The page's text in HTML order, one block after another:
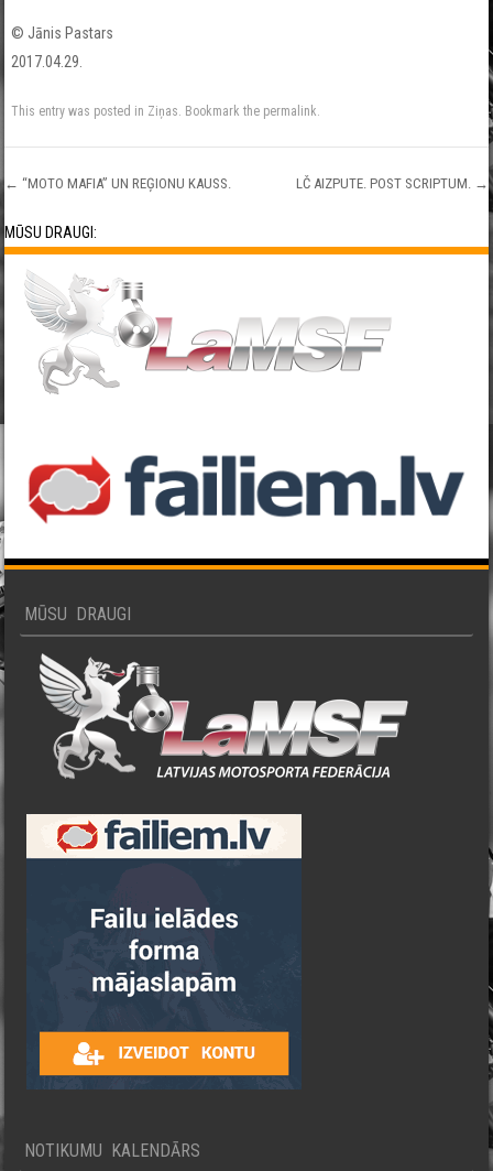
© Jānis Pastars
2017.04.29.
This entry was posted in Ziņas. Bookmark the permalink.
Post navigation
← “MOTO MAFIA” UN REĢIONU KAUSS. LČ AIZPUTE. POST SCRIPTUM. →
MŪSU DRAUGI:
MŪSU DRAUGI
NOTIKUMU KALENDĀRS